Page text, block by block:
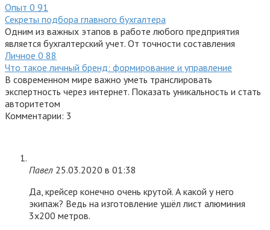
Опыт 0 91
Секреты подбора главного бухгалтера
Одним из важных этапов в работе любого предприятия
является бухгалтерский учет. От точности составления
Личное 0 88
Что такое личный бренд: формирование и управление
В современном мире важно уметь транслировать
экспертность через интернет. Показать уникальность и стать
авторитетом
Комментарии: 3
Павел 25.03.2020 в 01:38
Да, крейсер конечно очень крутой. А какой у него
экипаж? Ведь на изготовление ушёл лист алюминия
3х200 метров.